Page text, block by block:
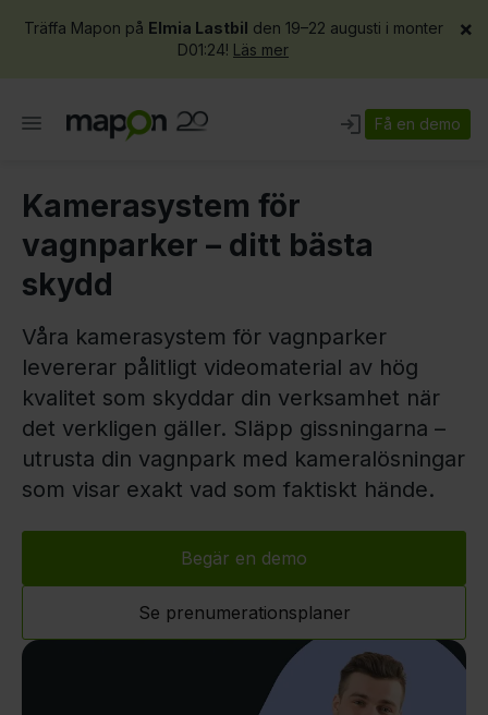
Träffa Mapon på Elmia Lastbil den 19–22 augusti i monter
D01:24! Läs mer
×
Få en demo
Kamerasystem för
vagnparker – ditt bästa
skydd
Våra kamerasystem för vagnparker
levererar pålitligt videomaterial av hög
kvalitet som skyddar din verksamhet när
det verkligen gäller. Släpp gissningarna –
utrusta din vagnpark med kameralösningar
som visar exakt vad som faktiskt hände.
Begär en demo
Se prenumerationsplaner